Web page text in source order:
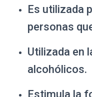
Es utilizada
personas
Utilizada en
alcohólicos.
Estimula la